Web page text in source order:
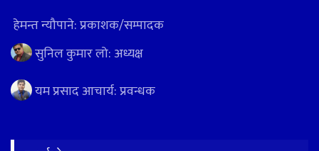
हेमन्त न्यौपाने: प्रकाशक/सम्पादक
सुनिल कुमार लो: अध्यक्ष
यम प्रसाद आचार्य: प्रवन्धक